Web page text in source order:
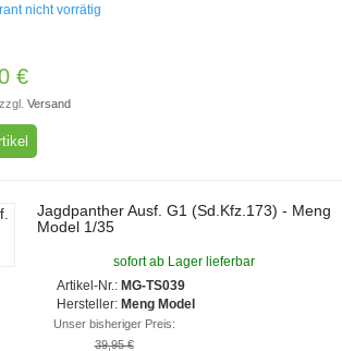
nicht vorrätig
€
Versand
Jagdpanther Ausf. G1 (Sd.Kfz.173) - Meng
Model 1/35
sofort ab Lager lieferbar
Artikel-Nr.: MG-TS039
Hersteller: Meng Model
Unser bisheriger Preis:
39,95 €